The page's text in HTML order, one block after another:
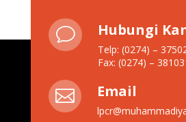
v Hubungi
Telp: (0274) –
Fax: (0274) –
 Email